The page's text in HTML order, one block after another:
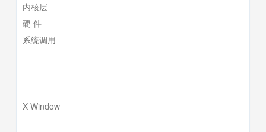
内核层
硬 件
系统调用
X Window